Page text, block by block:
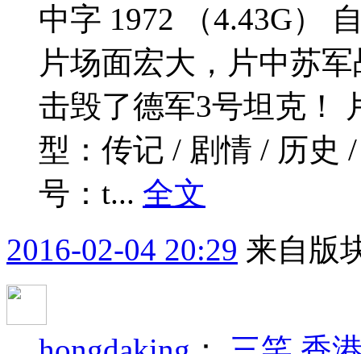
中字 1972 （4.43G）
片场面宏大，片中苏
击毁了德军3号坦克！
型：传记 / 剧情 / 历史
号：t... 全文
2016-02-04 20:29 来自版